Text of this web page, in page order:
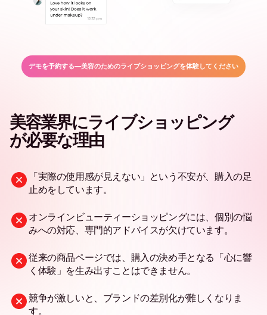
デモを予約する—美容のためのライブショッピングを体験してください
美容業界にライブショッピング
が必要な理由
「実際の使用感が見えない」という不安が、購入の足
止めをしています。
オンラインビューティーショッピングには、個別の悩
みへの対応、専門的アドバイスが欠けています。
従来の商品ページでは、購入の決め手となる「心に響
く体験」を生み出すことはできません。
競争が激しいと、ブランドの差別化が難しくなりま
す。